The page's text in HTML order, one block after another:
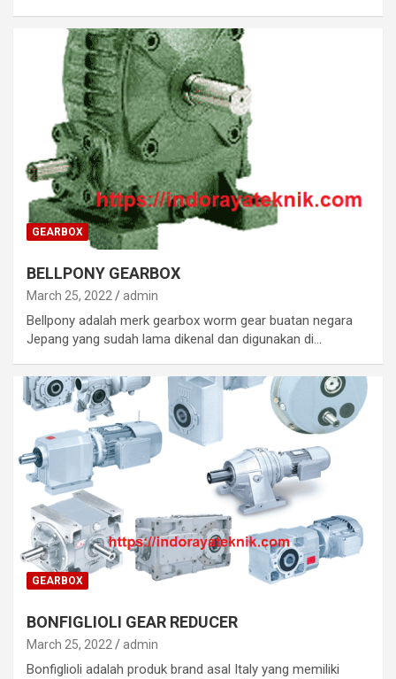
GEARBOX
BELLPONY GEARBOX
March 25, 2022 admin
Bellpony adalah merk gearbox worm gear buatan negara
Jepang yang sudah lama dikenal dan digunakan di…
GEARBOX
BONFIGLIOLI GEAR REDUCER
March 25, 2022 admin
Bonfiglioli adalah produk brand asal Italy yang memiliki